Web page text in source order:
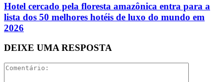
Hotel cercado pela floresta amazônica entra para a
lista dos 50 melhores hotéis de luxo do mundo em
2026
DEIXE UMA RESPOSTA